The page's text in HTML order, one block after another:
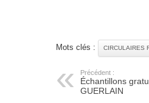
Mots clés : CIRCULAIRES
Précédent :
Échantillons
GUERLAIN